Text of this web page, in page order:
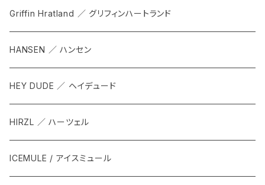
Griffin Hratland ／ グリフィンハートランド
HANSEN ／ ハンセン
HEY DUDE ／ ヘイデュード
HIRZL ／ ハーツェル
ICEMULE / アイスミュール